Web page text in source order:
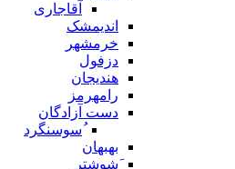
آقاجاری
اندیمشک
خرمشهر
دزفول
هندیجان
رامهرمز
دست آزادگان
ُسوسنگرد
بهبهان
َشوشتر